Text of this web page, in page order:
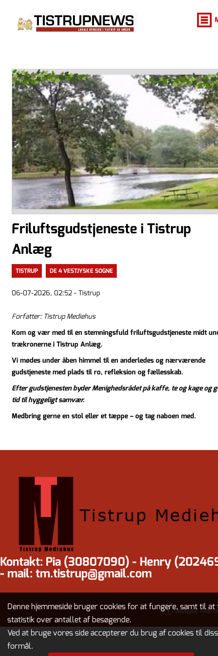
Friluftsgudstjeneste i Tistrup
Anlæg
TISTRUP DE 4 VESTJYSKE SOGNE
06-07-2026, 02:52 - Tistrup
Forfatter: Tistrup Mediehus
Kom og vær med til en stemningsfuld friluftsgudstjeneste midt
trækronerne i Tistrup Anlæg.
Vi mødes under åben himmel til en anderledes og nærværende
gudstjeneste med plads til ro, refleksion og fællesskab.
Efter gudstjenesten byder Menighedsrådet på kaffe, te og kageog
tid til hyggeligt samvær.
Medbring gerne en stol eller et tæppe – og tag naboen med.
Kontakt: Pia (30807090) - Henry
- mail: tm.tistrup@gmail.com
Denne hjemmeside bruger cookies for at fungere, samt til at
statistik over antallet af besøgende.
Ved at bruge vores side accepterer du brug af cookies til
formål.